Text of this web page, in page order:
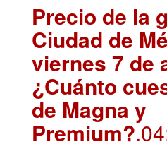
Precio de la
Ciudad de
viernes 7 de
¿Cuánto
de Magna y
Premium?